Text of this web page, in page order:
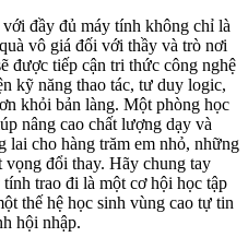
đầy đủ máy tính không chỉ là
vô giá đối với thầy và trò nơi
được tiếp cận tri thức công nghệ
kỹ năng thao tác, tư duy logic,
khỏi bản làng. Một phòng học
nâng cao chất lượng dạy và
lai cho hàng trăm em nhỏ, những
đổi thay. Hãy chung tay
trao đi là một cơ hội học tập
thế hệ học sinh vùng cao tự tin
hội nhập.